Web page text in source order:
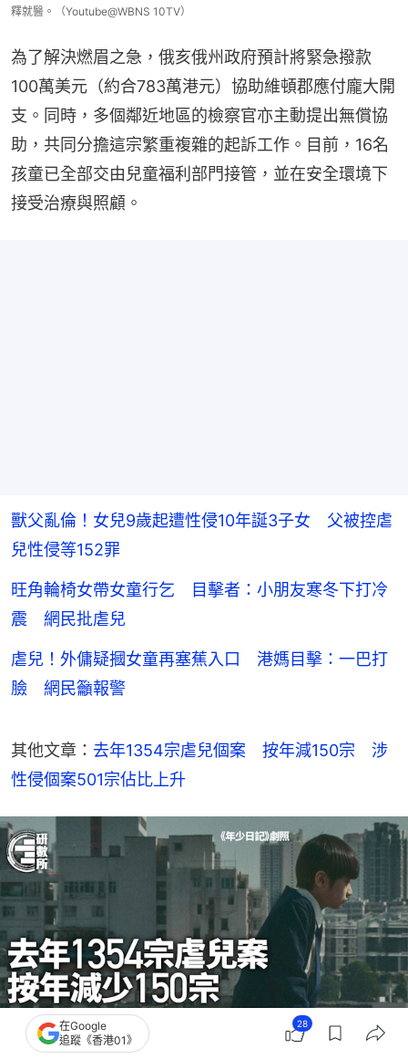
釋就醫。（Youtube@WBNS 10TV）
為了解決燃眉之急，俄亥俄州政府預計將緊急撥款
100萬美元（約合783萬港元）協助維頓郡應付龐大開
支。同時，多個鄰近地區的檢察官亦主動提出無償協
助，共同分擔這宗繁重複雜的起訴工作。目前，16名
孩童已全部交由兒童福利部門接管，並在安全環境下
接受治療與照顧。
獸父亂倫！女兒9歲起遭性侵10年誕3子女 父被控虐
兒性侵等152罪
旺角輪椅女帶女童行乞 目擊者：小朋友寒冬下打冷
震 網民批虐兒
虐兒！外傭疑摑女童再塞蕉入口 港媽目擊：一巴打
臉 網民籲報警
其他文章： 去年1354宗虐兒個案　按年減150宗　涉
性侵個案501宗佔比上升
在Google
追蹤《香港01》
28